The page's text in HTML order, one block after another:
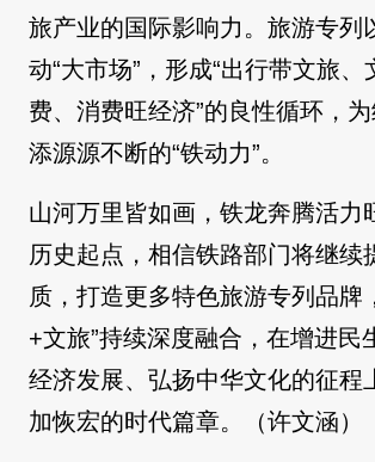
旅产业的国际影响力。旅游专列
动“大市场”，形成“出行带文旅、
费、消费旺经济”的良性循环，
添源源不断的“铁动力”。
山河万里皆如画，铁龙奔腾活力
历史起点，相信铁路部门将继续
质，打造更多特色旅游专列品牌
+文旅”持续深度融合，在增进民
经济发展、弘扬中华文化的征程
加恢宏的时代篇章。（许文涵）